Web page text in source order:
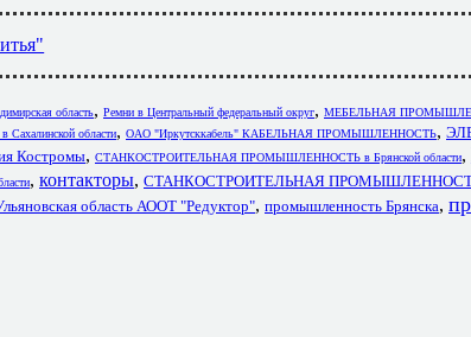
область, Ремни в Центральный федеральный округ, МЕБЕЛЬНАЯ
Сахалинской области, ОАО "Иркутсккабель" КАБЕЛЬНАЯ ПРОМЫШЛЕННОСТЬ,
Костромы, СТАНКОСТРОИТЕЛЬНАЯ ПРОМЫШЛЕННОСТЬ в Брянской области,
, контакторы, СТАНКОСТРОИТЕЛЬНАЯ ПРОМЫШЛЕННОСТЬ
область АООТ "Редуктор", промышленность Брянска,